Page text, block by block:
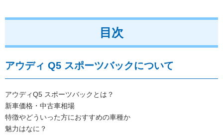
目次
アウディ Q5 スポーツバックについて
アウディQ5 スポーツバックとは？
新車価格・中古車相場
特徴やどういった方におすすめの車種か
魅力はなに？